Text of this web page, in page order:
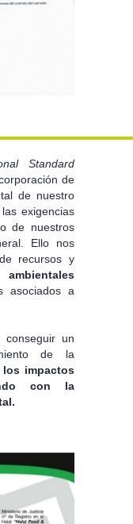
Standard
de
de nuestro
exigencias
de nuestros
Ello nos
recursos y
asociados a
un
de la
impactos
con la